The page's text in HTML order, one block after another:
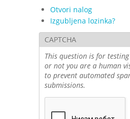
Otvori nalog
Izgubljena lozinka?
CAPTCHA
This question is for
or not you are a human
to prevent automated
submissions.